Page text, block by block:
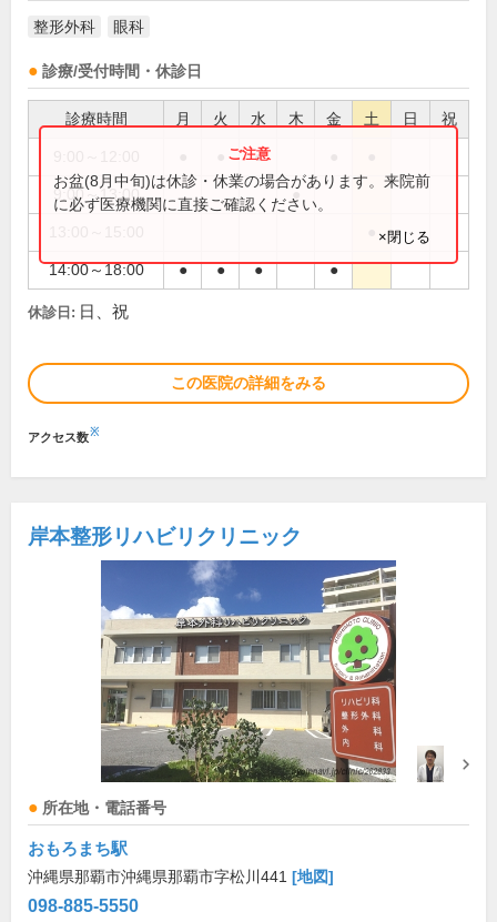
整形外科 眼科
診療/受付時間・休診日
診療時間 月 火 水 木 金 土 日 祝
●
9:00～13:00 ●
14:00～18:00 ● ● ● ●
お盆(8月中旬)は休診・休業の場合があります。来院前
に必ず医療機関に直接ご確認ください。
×閉じる
休診日: 日、祝
この医院の詳細をみる
アクセス数※
岸本整形リハビリクリニック
所在地・電話番号
おもろまち駅
沖縄県那覇市沖縄県那覇市字松川441 [地図]
098-885-5550